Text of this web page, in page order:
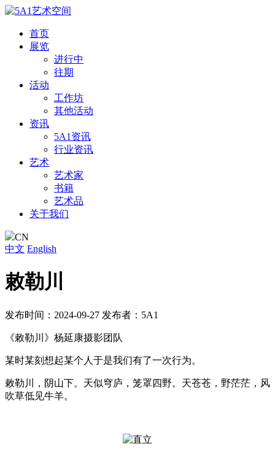
首页
展览
进行中
往期
活动
工作坊
其他活动
资讯
5A1资讯
行业资讯
艺术
艺术家
书籍
艺术品
关于我们
CN
中文 English
敕勒川
发布时间：2024-09-27 发布者：5A1
《敕勒川》杨延康摄影团队
某时某刻想起某个人于是我们有了一次行为。
敕勒川，阴山下。天似穹庐，笼罩四野。天苍苍，野茫茫，风
吹草低见牛羊。